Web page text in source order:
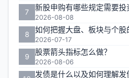
7 新股申购有哪些规定需要投
2026-08-08
8
2026-07-17
9 股票箭头指标怎么做？
2026-08-06
发债是什么以及如何理解发